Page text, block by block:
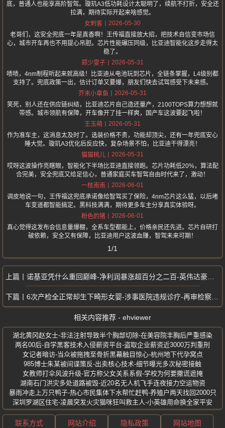
底，普通人也能享高阶智驾。璇玑A3低功耗设计太聪明了，续航不打折，安全还
拉满，期待实际开起来啥感觉。
女刺客
2026-05-30
老哥们，这安全兜底一年是真香啊！王传福直接放大招，把技术自信变市场信
心，城市开车再也不用提心吊胆。芯片性能碾压同级，比亚迪智能化这步走得太
稳了。
郑少雯子
2026-05-31
啧啧，4nm制程听起来就高级！比亚迪从电池玩到芯片，全链条掌握，L4级别都
支持了。兜底政策一出，估计订单又要爆，朋友们快去试驾感受下未来感。
芥末小章鱼
2026-05-31
笑死，别人还在供应链纠结，比亚迪芯片自己造还量产，2100TOPS算力想想就
带感。城市领航有保障，开车像开了挂一样爽，国产车这波要起飞啦！
王玉萌
2026-05-31
作为准车主，这消息太及时了。选装价格不贵，功能却顶尖，还有一年兜底安心
睡大觉。璇玑A3优化后反应快，复杂场景不怕，比亚迪干得漂亮！
猫猫桃儿
2026-05-31
哎呀这波操作亮瞎眼，智能化下半场比亚迪直接领跑。芯片功耗低20%，算法配
合完美，安全兜底又给足信心，普通家庭买车智驾自由时代来了，激动！
一枝南南
2026-06-01
调皮地说一句，王传福这兜底承诺像给智驾买了保险，4nm芯片这么猛，以后堵
车变道都智能搞定。黑科技满满，期待更多车主分享真实体验呀。
粉色的猪
2026-06-01
真心觉得这发布会信息量爆棚，全系车型都能上，价格亲民还先进。芯片自研打
破依赖，安全又有保障，比亚迪用户这波血赚，智驾未来可期！
1/1
诺基亚凭什么重回巅峰-净利润暴涨超百分之二百-英伟达豪掷10亿美元入场
6次产检全正常却生下畸形女婴-涉事医院违规诊疗-再审检察建议推动改判
相关内容推荐 - ehviewer
湖北黄冈赵女士-非法注射导致半个胸部切除-在美容院丰胸后严重感染
两名00后-自学黑客技术入侵薪资平台-盗取企业薪资近3000万判重刑
女记者暗访-当众被拖拽至骨折黑幕触目惊心-杭州地下代孕窝点
985博士朱某被间谍策反-出卖核心技术-细节曝光多次秘密接触
女教师打伞风波升级-官方称父女关系系假-学校为何要撒谎遮掩
湖南石门洪灾多处道路被毁-近20名无人机飞手连夜接力空运物资
暴雨冲走上万只鸭子-热心市民集体下水帮忙赶鸭-养殖户两天找回2000只
深圳罗湖区住宅-凌晨突发火灾猫咪狂叫救主人-小英雄用命换全家平安
联系方式 网站介绍 隐私政策 网站地图